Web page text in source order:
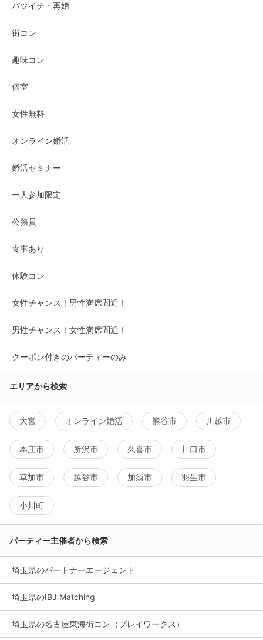
バツイチ・再婚
街コン
趣味コン
個室
女性無料
オンライン婚活
婚活セミナー
一人参加限定
公務員
食事あり
体験コン
女性チャンス！男性満席間近！
男性チャンス！女性満席間近！
クーポン付きのパーティーのみ
エリアから検索
大宮 オンライン婚活 熊谷市 川越市
本庄市 所沢市 久喜市 川口市
草加市 越谷市 加須市 羽生市
小川町
パーティー主催者から検索
埼玉県のパートナーエージェント
埼玉県のIBJ Matching
埼玉県の名古屋東海街コン（プレイワークス）